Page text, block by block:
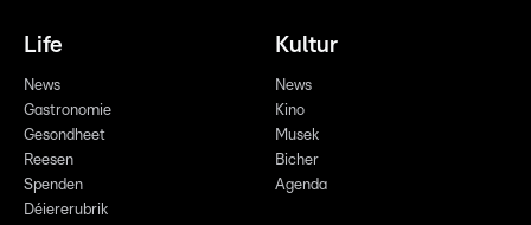
Life
News
Gastronomie
Gesondheet
Reesen
Spenden
Déiererubrik
Kultur
News
Kino
Musek
Bicher
Agenda